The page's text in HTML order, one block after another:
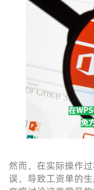
然而，在实际操作
误，导致工资单的